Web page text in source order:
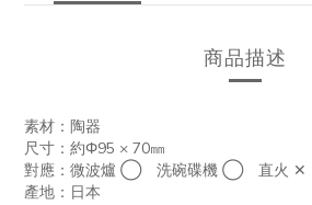
商品描述
素材：陶器
尺寸： 約Φ95 × 70㎜
對應：微波爐 ◯ 洗碗碟機 ◯ 直火
產地：日本